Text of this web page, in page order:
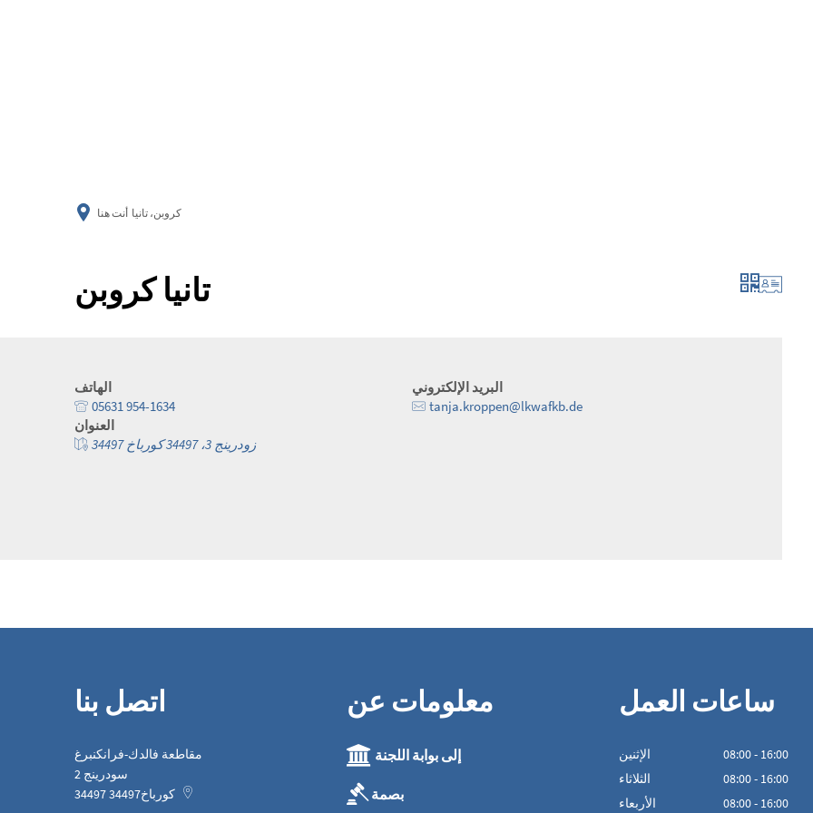
أنت هنا كروبن، تانيا
تانيا كروبن
الهاتف
05631 954-1634
البريد الإلكتروني
tanja.kroppen@lkwafkb.de
العنوان
زودرينج 3، 34497 كورباخ 34497
اتصل بنا
مقاطعة فالدك-فرانكنبرغ
سودرينج 2
34497
كورباخ34497
معلومات عن
إلى بوابة اللجنة
بصمة
ساعات العمل
الإثنين 08:00- 16:00
الثلاثاء 08:00- 16:00
الأربعاء 08:00- 16:00